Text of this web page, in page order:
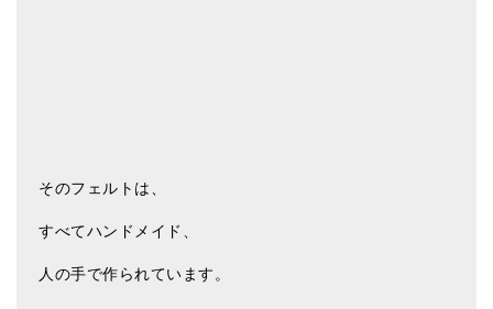
特商法の表記
そのフェルトは、
すべてハンドメイド、
人の手で作られています。